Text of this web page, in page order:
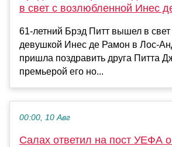
в свет с возлюбленной Инес
61-летний Брэд Питт вышел в свет
девушкой Инес де Рамон в Лос-
пришла поздравить друга Питта
премьерой его но...
00:00, 10 Авг
Салах ответил на пост УЕФА о